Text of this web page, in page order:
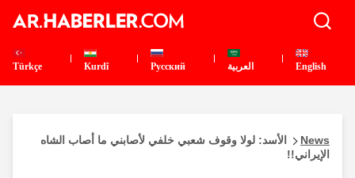
English العربية Pусский
Kurdî
Türkçe
News
الأسد: لولا وقوف شعبي خلفي لأصابني ما أصاب الشاه
الإيراني!!